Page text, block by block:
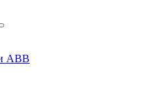
ABB